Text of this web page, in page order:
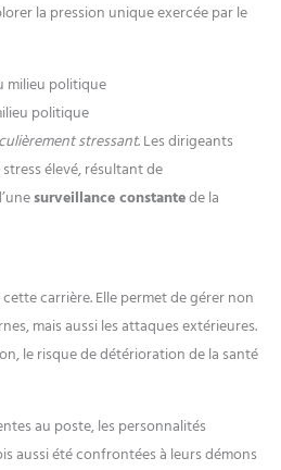
la pression unique exercée par le
milieu politique
politique
stressant. Les dirigeants
élevé, résultant de
surveillance constantede la
carrière. Elle permet de gérer non
mais aussi les attaques extérieures.
le risque de détérioration de la santé
au poste, les personnalités
aussi été confrontées à leurs démons